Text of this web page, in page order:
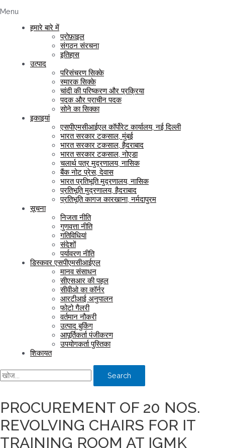
Menu
हमारे बारे में
प्रोफ़ाइल
संगठन संरचना
इतिहास
उत्पाद
परिसंचरण सिक्के
स्मारक सिक्के
चांदी की परिष्करण और प्रक्रिया
पदक और प्राचीन पदक
सोने का सिक्का
इकाइयां
एसपीएमसीआईएल कॉर्पोरेट कार्यालय, नई दिल्ली
भारत सरकार टकसाल, मुंबई
भारत सरकार टकसाल, हैदराबाद
भारत सरकार टकसाल, नोएडा
चलार्थ पत्र मुद्रणालय, नासिक
बैंक नोट प्रेस, देवास
भारत प्रतिभूति मुद्रणालय, नासिक
प्रतिभूति मुद्रणालय, हैदराबाद
प्रतिभूति कागज कारखाना, नर्मदापुरम
सूचना
निजता नीति
गुणवत्ता नीति
गतिविधियां
संदेशों
पर्यावरण नीति
डिस्कवर एसपीएमसीआईएल
मानव संसाधन
सीएसआर की पहल
सीवीओ का कॉर्नर
आरटीआई अनुपालन
फोटो गैलरी
वर्तमान नौकरी
उत्पाद बुकिंग
आपूर्तिकर्ता पंजीकरण
उपयोगकर्ता पुस्तिका
शिकायत
Search
PROCUREMENT OF 20 NOS.
REVOLVING CHAIRS FOR IT
TRAINING ROOM AT IGMK